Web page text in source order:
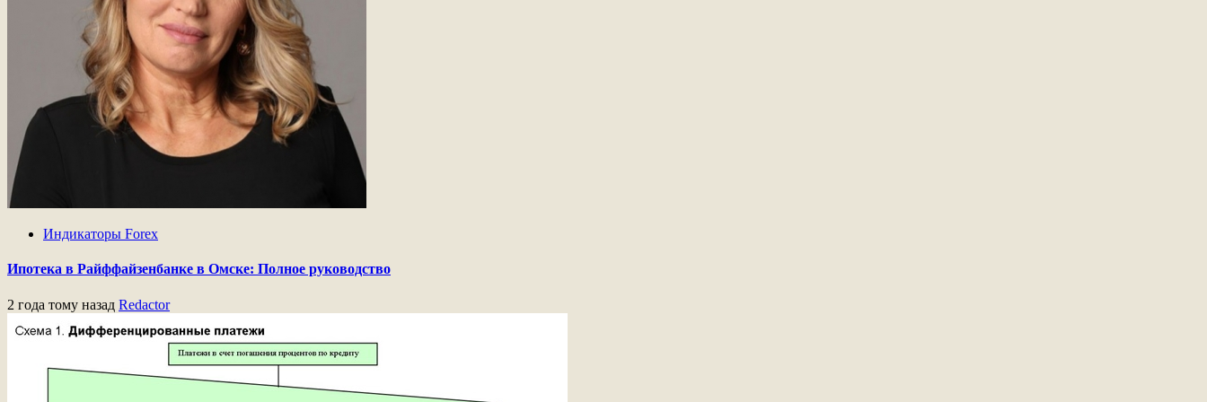
Индикаторы Forex
Ипотека в Райффайзенбанке в Омске: Полное руководство
2 года тому назад Redactor